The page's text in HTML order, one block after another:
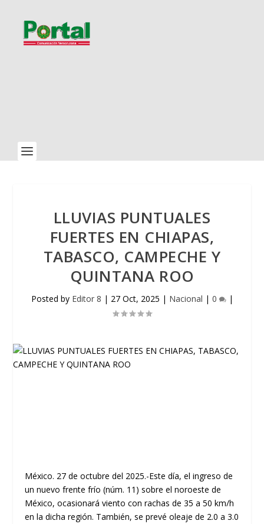
LLUVIAS PUNTUALES
FUERTES EN CHIAPAS,
TABASCO, CAMPECHE Y
QUINTANA ROO
Posted by Editor 8 | 27 Oct, 2025 | Nacional | 0 |
México. 27 de octubre del 2025.-Este día, el ingreso de
un nuevo frente frío (núm. 11) sobre el noroeste de
México, ocasionará viento con rachas de 35 a 50 km/h
en la dicha región. También, se prevé oleaje de 2.0 a 3.0